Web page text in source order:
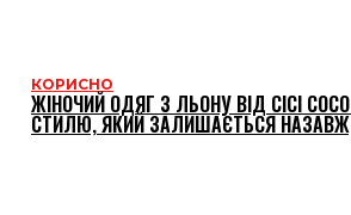
КОРИСНО
ЖІНОЧИЙ ОДЯГ З ЛЬОНУ ВІД CICI
СТИЛЮ, ЯКИЙ ЗАЛИШАЄТЬСЯ